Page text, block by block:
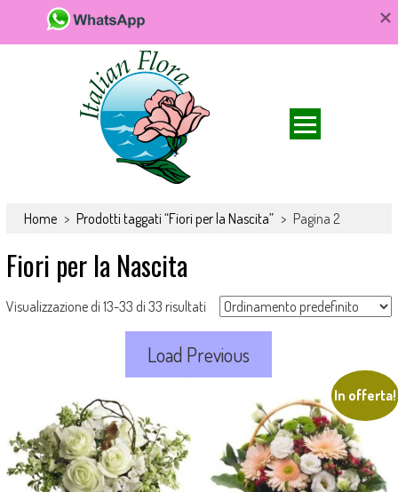
domicilio, rose e bouquet
floreali. Fiori da acquistare online e consegnare a domicilio per ogni
Home > Prodotti taggati “Fiori per la Nascita” > Pagina 2
Fiori per la Nascita
Visualizzazione di 13-33 di 33 risultati
Load Previous
In offerta!